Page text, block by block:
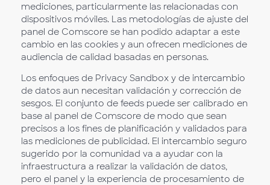
mediciones, particularmente las relacionadas con
dispositivos móviles. Las metodologías de ajuste del
panel de Comscore se han podido adaptar a este
cambio en las cookies y aun ofrecen mediciones de
audiencia de calidad basadas en personas.
Los enfoques de Privacy Sandbox y de intercambio
de datos aun necesitan validación y corrección de
sesgos. El conjunto de feeds puede ser calibrado en
base al panel de Comscore de modo que sean
precisos a los fines de planificación y validados para
las mediciones de publicidad. El intercambio seguro
sugerido por la comunidad va a ayudar con la
infraestructura a realizar la validación de datos,
pero el panel y la experiencia de procesamiento de